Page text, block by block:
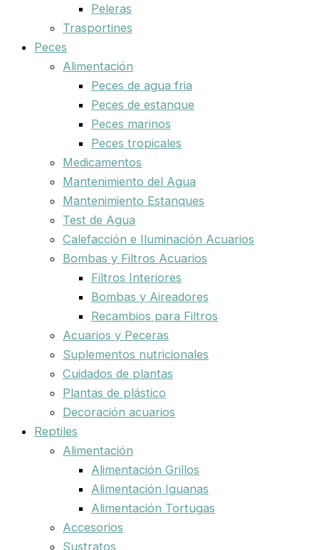
Peleras
Trasportines
Peces
Alimentación
Peces de agua fria
Peces de estanque
Peces marinos
Peces tropicales
Medicamentos
Mantenimiento del Agua
Mantenimiento Estanques
Test de Agua
Calefacción e Iluminación Acuarios
Bombas y Filtros Acuarios
Filtros Interiores
Bombas y Aireadores
Recambios para Filtros
Acuarios y Peceras
Suplementos nutricionales
Cuidados de plantas
Plantas de plástico
Decoración acuarios
Reptiles
Alimentación
Alimentación Grillos
Alimentación Iguanas
Alimentación Tortugas
Accesorios
Sustratos